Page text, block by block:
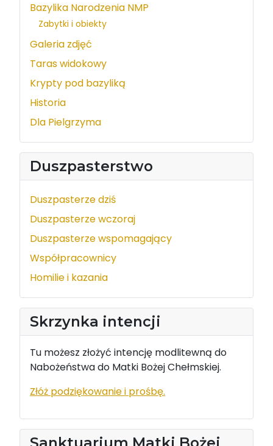
Bazylika Narodzenia NMP
Zabytki i obiekty
Galeria zdjęć
Taras widokowy
Krypty pod bazyliką
Historia
Dla Pielgrzyma
Duszpasterstwo
Duszpasterze dziś
Duszpasterze wczoraj
Duszpasterze wspomagający
Współpracownicy
Homilie i kazania
Skrzynka intencji
Tu możesz złożyć intencję modlitewną do
Nabożeństwa do Matki Bożej Chełmskiej.
Złóż podziękowanie i prośbę.